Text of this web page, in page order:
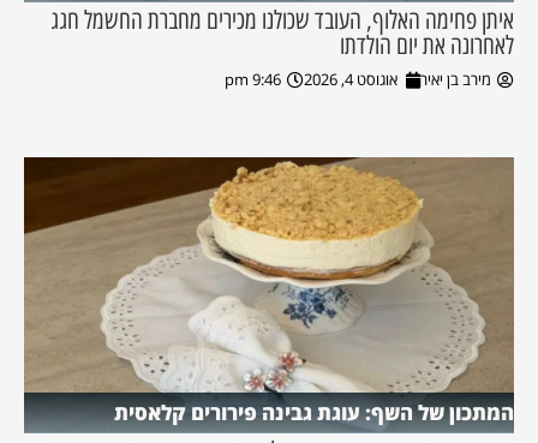
איתן פחימה האלוף, העובד שכולנו מכירים מחברת החשמל חגג
לאחרונה את יום הולדתו
מירב בן יאיר אוגוסט 4, 2026 9:46 pm
המתכון של השף: עוגת גבינה פירורים קלאסית